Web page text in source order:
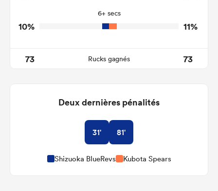
Tackle Offload Allowed
6+ secs
10% 11%
73 Rucks gagnés 73
Deux dernières pénalités
31' 81'
Shizuoka BlueRevs Kubota Spears